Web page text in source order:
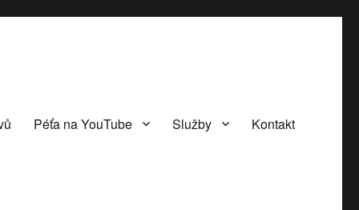
Péťa na YouTube Služby Kontakt